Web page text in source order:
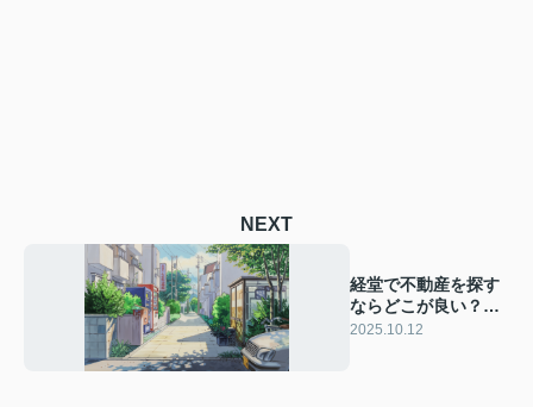
NEXT
経堂で不動産を探す
ならどこが良い？初
めての一人暮らし向
2025.10.12